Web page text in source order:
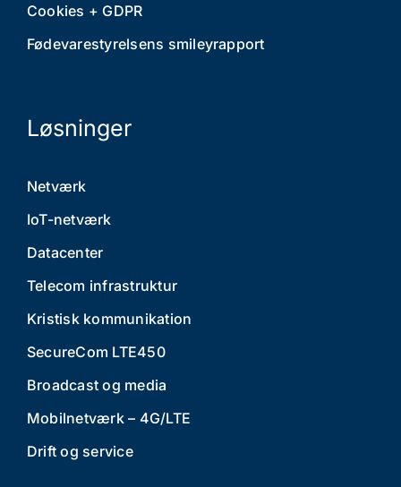
Cookies + GDPR
Fødevarestyrelsens smileyrapport
Løsninger
Netværk
IoT-netværk
Datacenter
Telecom infrastruktur
Kristisk kommunikation
SecureCom LTE450
Broadcast og media
Mobilnetværk – 4G/LTE
Drift og service